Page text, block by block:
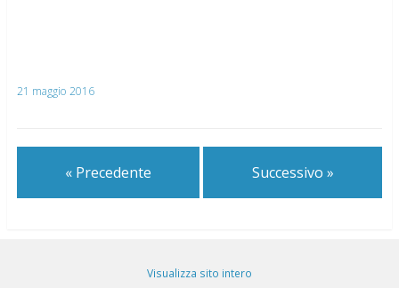
21 maggio 2016
« Precedente Successivo »
Visualizza sito intero